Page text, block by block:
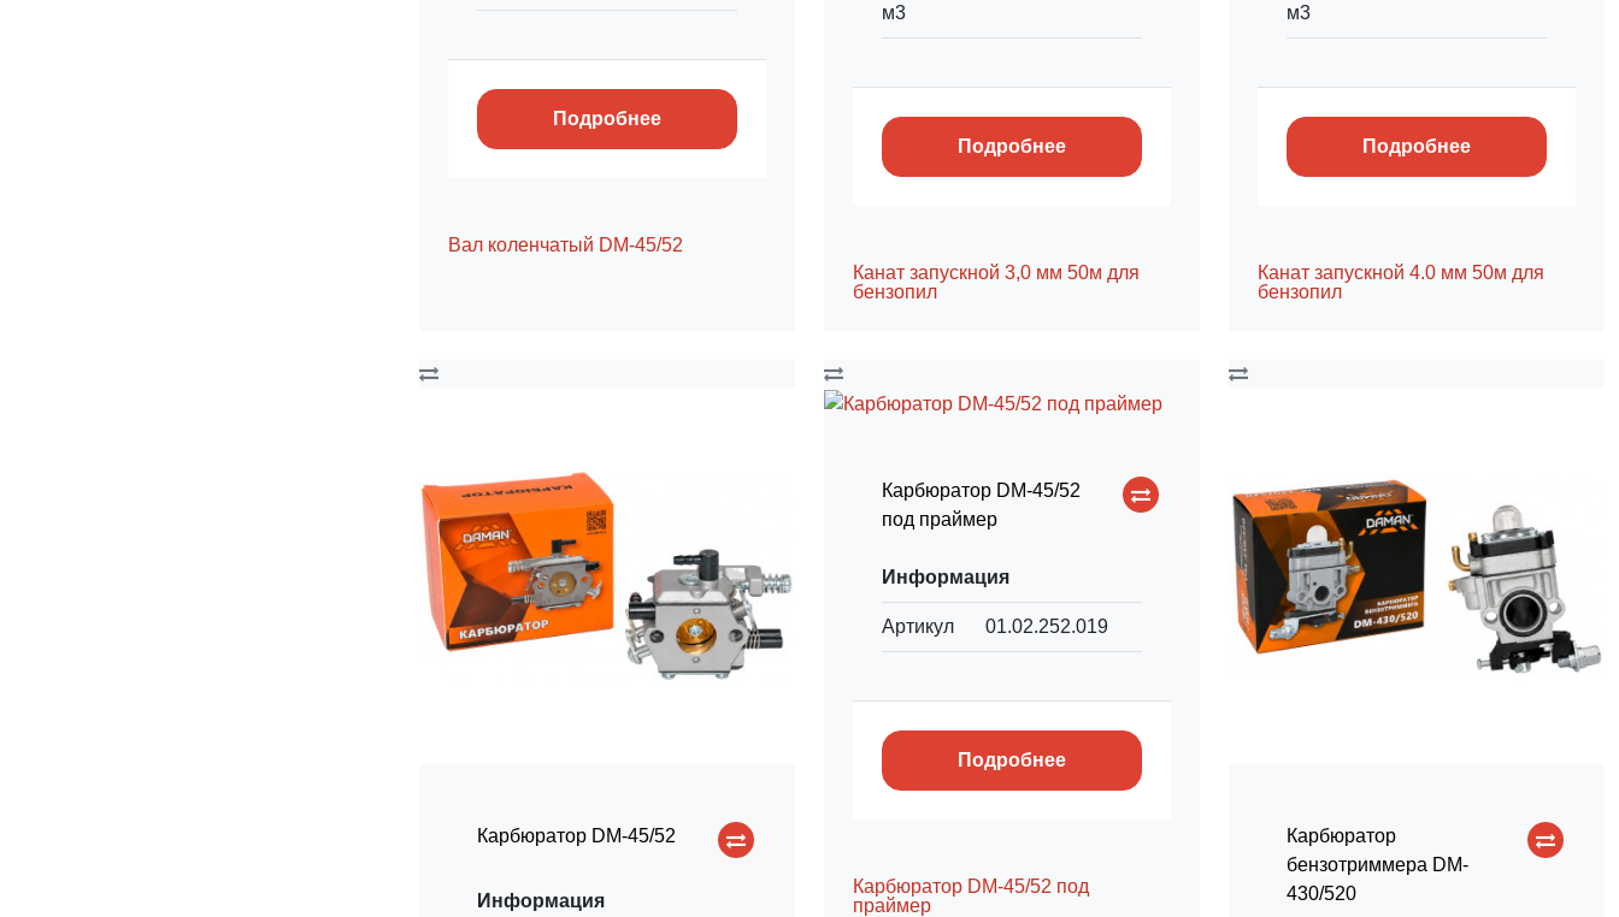
Подробнее
Вал коленчатый DM-45/52
м3
Подробнее
Канат запускной 3,0 мм 50м для
бензопил
м3
Подробнее
Канат запускной 4.0 мм 50м для
бензопил
Карбюратор DM-45/52
Информация
Карбюратор DM-45/52
под праймер
Информация
Артикул 01.02.252.019
Подробнее
Карбюратор DM-45/52 под
праймер
Карбюратор
бензотриммера DM-
430/520